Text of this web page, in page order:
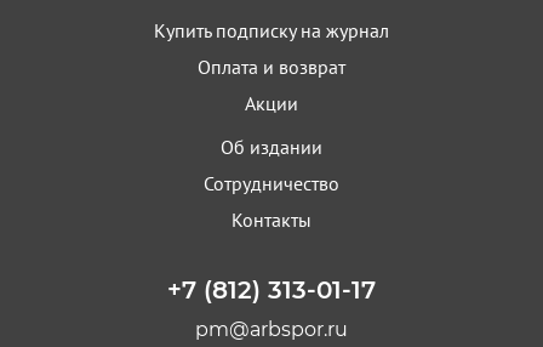
Купить подписку на журнал
Оплата и возврат
Акции
Об издании
Сотрудничество
Контакты
+7 (812) 313-01-17
pm@arbspor.ru